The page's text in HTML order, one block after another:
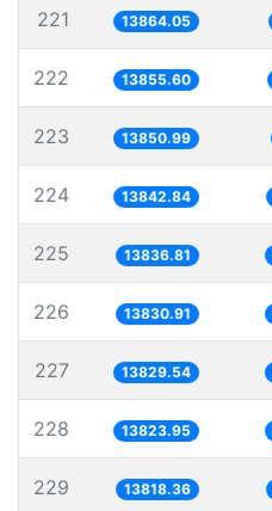
221 13864.05
222 13855.60
223 13850.99
224 13842.84
225 13836.81
226 13830.91
227 13829.54
228 13823.95
229 13818.36